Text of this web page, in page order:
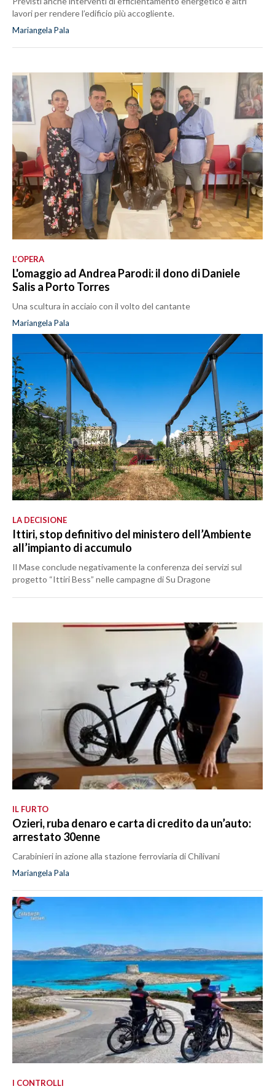
lavori per rendere l’edificio più accogliente.
Mariangela Pala
L’OPERA
L'omaggio ad Andrea Parodi: il dono di Daniele
Salis a Porto Torres
Una scultura in acciaio con il volto del cantante
Mariangela Pala
LA DECISIONE
Ittiri, stop definitivo del ministero dell’Ambiente
all’impianto di accumulo
Il Mase conclude negativamente la conferenza dei servizi sul
progetto “Ittiri Bess” nelle campagne di Su Dragone
IL FURTO
Ozieri, ruba denaro e carta di credito da un’auto:
arrestato 30enne
Carabinieri in azione alla stazione ferroviaria di Chilivani
Mariangela Pala
I CONTROLLI